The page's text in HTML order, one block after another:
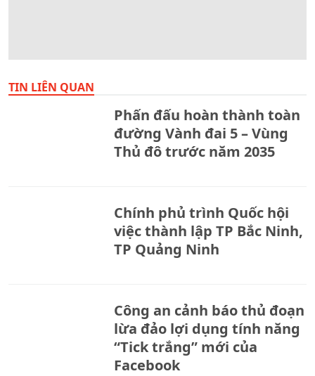
TIN LIÊN QUAN
Phấn đấu hoàn thành toàn
đường Vành đai 5 – Vùng
Thủ đô trước năm 2035
Chính phủ trình Quốc hội
việc thành lập TP Bắc Ninh,
TP Quảng Ninh
Công an cảnh báo thủ đoạn
lừa đảo lợi dụng tính năng
“Tick trắng” mới của
Facebook